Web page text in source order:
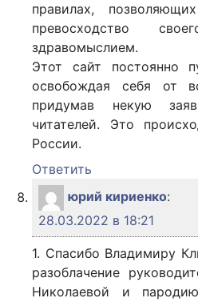
правилах,
превосходство
здравомыслием.
Этот сайт постоянно
освобождая себя от
придумав некую
читателей. Это
России.
Ответить
юрий кириенко:
28.03.2022 в 18:21
1. Спасибо Владимиру
разоблачение
Николаевой и